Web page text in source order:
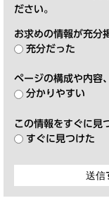
ださい。
お求めの情報が充分
充分だった
ページの構成や内容
分かりやすい
この情報をすぐに見
すぐに見つけた